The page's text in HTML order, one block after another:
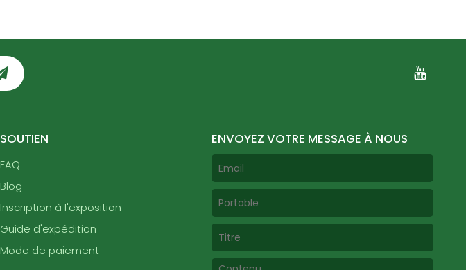
SOUTIEN
FAQ
Blog
Inscription à l'exposition
Guide d'expédition
Mode de paiement
ENVOYEZ VOTRE MESSAGE À NOUS